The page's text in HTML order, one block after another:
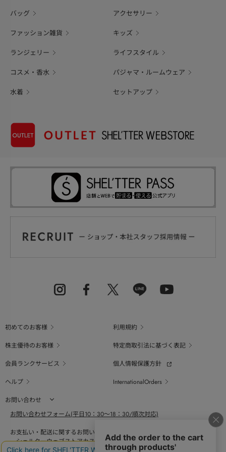
バッグ アクセサリー
ファッション雑貨 キッズ
ランジェリー ライフスタイル
コスメ・香水 パジャマ・ルームウェア
水着 セットアップ
初めてのお客様
利用規約
株主優待のお客様
特定商取引法に基づく表記
会員ランクサービス
個人情報保護方針
ヘルプ
InternationalOrders
お問い合わせ
お問い合わせフォーム(平日10：30～18：30/順次対応)
お支払い・配送に関するお問い合わせ（平日10：30～18：00）
シェルターウェブストアカスタマーセンター